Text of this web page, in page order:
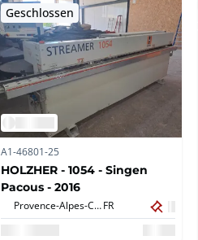
Geschlossen
A1-46801-25
HOLZHER - 1054 - Singen
Pacous - 2016
Provence-Alpes-Côte d'Azur,FR